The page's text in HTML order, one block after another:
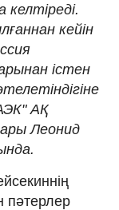
келтіреді.
кейін
істен
АҚ
Леонид
пәтерлер